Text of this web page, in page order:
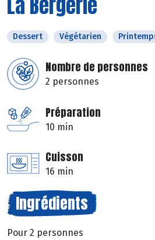
Dessert Végétarien
Nombre de personnes
2 personnes
Préparation
10 min
Cuisson
16 min
Ingrédients
Pour 2 personnes